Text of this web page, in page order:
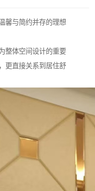
馨与简约并存的理想
整体空间设计的重要
更直接关系到居住舒